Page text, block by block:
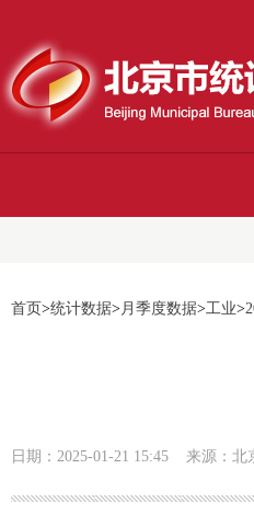
首页>统计数据>月季度数据>工业>
日期：2025-01-21 15:45 来源：北